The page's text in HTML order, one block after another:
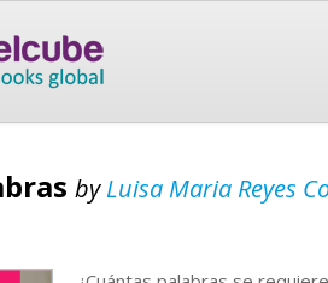
byLuisa Maria Reyes